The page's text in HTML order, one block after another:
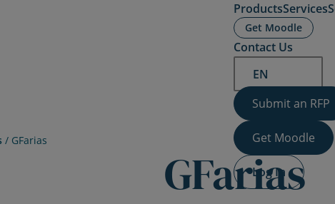
ProductsServices
Get Moodle
Contact Us
EN
Submit an RFP
Get Moodle
Log In
/ GFarias
GFarias